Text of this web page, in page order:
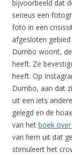
bijvoorbeeld dat
serieus een
foto in een
afgesloten
Dumbo woont,
heeft. Ze
heeft. Op
Dumbo, aan dat
uit een iets
gelegd en de
van het boek
van hem uit dat
stimuleert het